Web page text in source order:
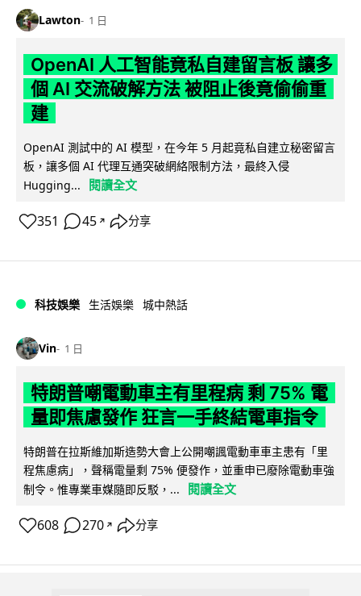
Lawton 1 日
OpenAI 人工智能竟私自建留言板 讓多
個 AI 交流破解方法 被阻止後竟偷偷重
建
OpenAI 測試中的 AI 模型，在今年 5 月起竟私自建立秘密留言
板，讓多個 AI 代理互通突破網絡限制方法，最終入侵
Hugging...
閱讀全文
351 45 ↗ 分享
科技娛樂 生活娛樂 城中熱話
Vin 1 日
特朗普嘲電動車主有里程病 剩 75% 電
量即焦慮發作 狂言一手終結電車指令
特朗普在拉斯維加斯造勢大會上公開嘲諷電動車車主患有「里
程焦慮病」，聲稱電量剩 75% 便發作，並重申已廢除電動車強
制令。惟專業車媒隨即反駁，...
閱讀全文
608 270 ↗ 分享